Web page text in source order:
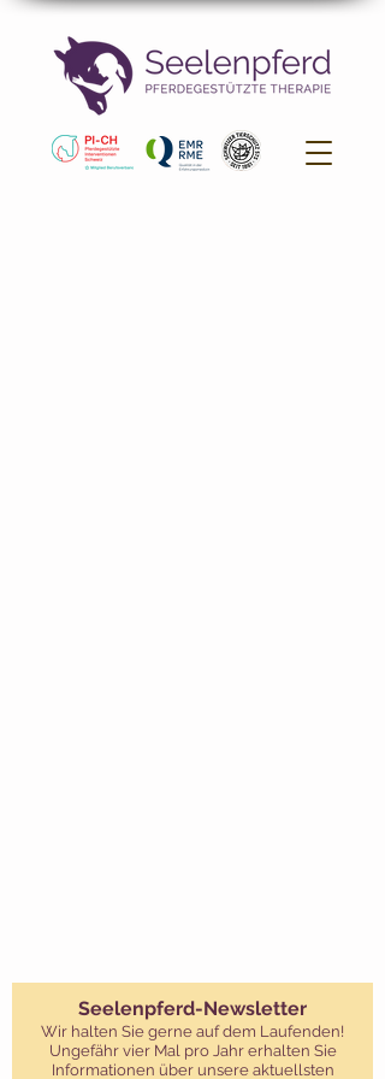
Seelenpferd-Newsletter
Wir halten Sie gerne auf dem Laufenden!
Ungefähr vier Mal pro Jahr erhalten Sie
Informationen über unsere aktuellsten